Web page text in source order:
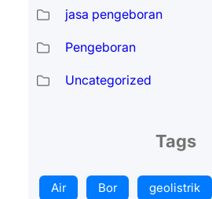
jasa pengeboran
Pengeboran
Uncategorized
Tags
Air Bor geolistrik